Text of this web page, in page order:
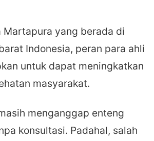
yang berada di
Indonesia, peran para ahli
untuk dapat meningkatkan
masyarakat.
menganggap enteng
konsultasi. Padahal, salah